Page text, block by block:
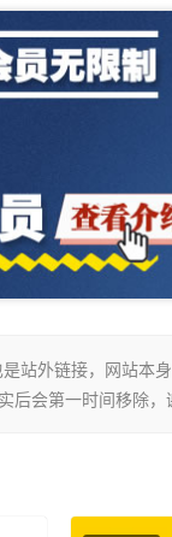
站外链接，网站本
后会第一时间移除，